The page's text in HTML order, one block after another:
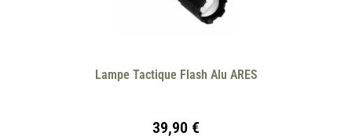
Lampe Tactique Flash Alu ARES
39,90 €